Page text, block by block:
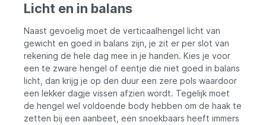
Licht en in balans
Naast gevoelig moet de verticaalhengel licht van
gewicht en goed in balans zijn, je zit er per slot van
rekening de hele dag mee in je handen. Kies je voor
een te zware hengel of eentje die niet goed in balans
licht, dan krijg je op den duur een zere pols waardoor
een lekker dagje vissen afzien wordt. Tegelijk moet
de hengel wel voldoende body hebben om de haak te
zetten bij een aanbeet, een snoekbaars heeft immers